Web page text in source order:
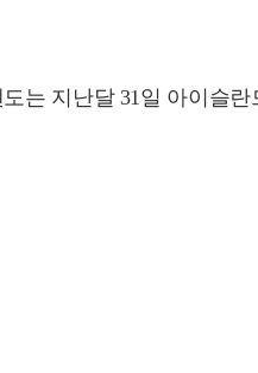
는 지난달 31일 아이슬